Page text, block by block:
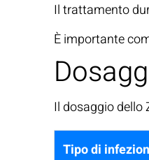
Il trattamento
È importante
Il dosaggio dello
Tipo di